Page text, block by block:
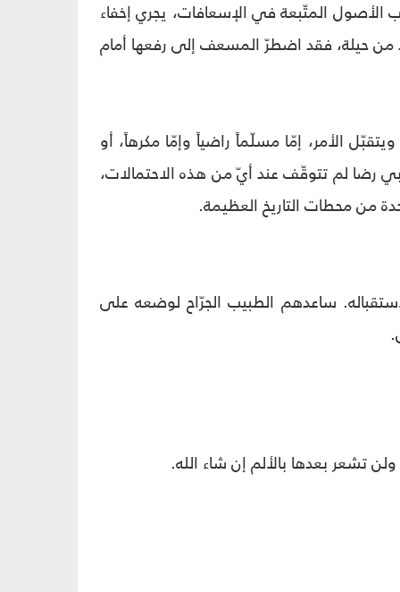
المتّبعة في الإسعافات، يجري إخفاء
من حيلة، فقد اضطرّ المسعف إلى رفعها أمام
الأمر، إمّا مسلّماً راضياً وإمّا مكرهاً، أو
رضا لم تتوقّف عند أيّ من هذه الاحتمالات،
من محطات التاريخ العظيمة.
ساعدهم الطبيب الجرّاح لوضعه على
تشعر بعدها بالألم إن شاء الله.